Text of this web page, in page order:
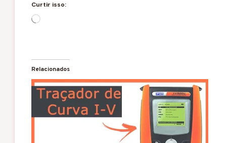
Curtir isso:
C
g
n
Relacionados